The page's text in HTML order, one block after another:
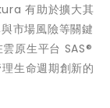
有助於擴大其
市場風險等關鍵
原生平台 SAS®
生命週期創新的